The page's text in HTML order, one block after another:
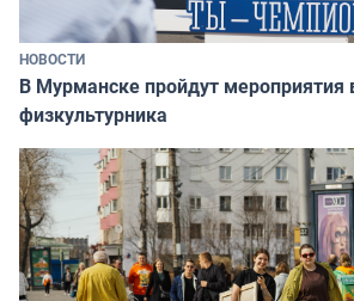
НОВОСТИ
В Мурманске пройдут мероприятия
физкультурника